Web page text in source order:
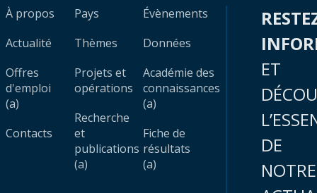
À propos
Actualité
Offres
d'emploi
(a)
Contacts
Pays
Thèmes
Projets et
opérations
Recherche
et
publications
(a)
Évènements
Données
Académie des
connaissances
(a)
Fiche de
résultats
(a)
ET
DE
NOTRE